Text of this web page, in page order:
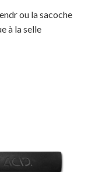
ou la sacoche
à la selle